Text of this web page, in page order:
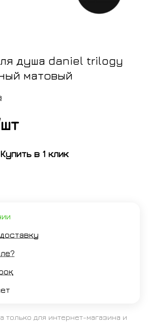
душа daniel trilogy
матовый
шт
Купить в 1 клик
только для интернет-магазина и